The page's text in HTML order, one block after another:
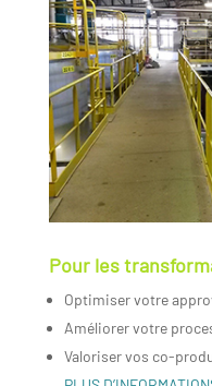
Pour les
Optimiser votre
Améliorer votre
Valoriser vos co-